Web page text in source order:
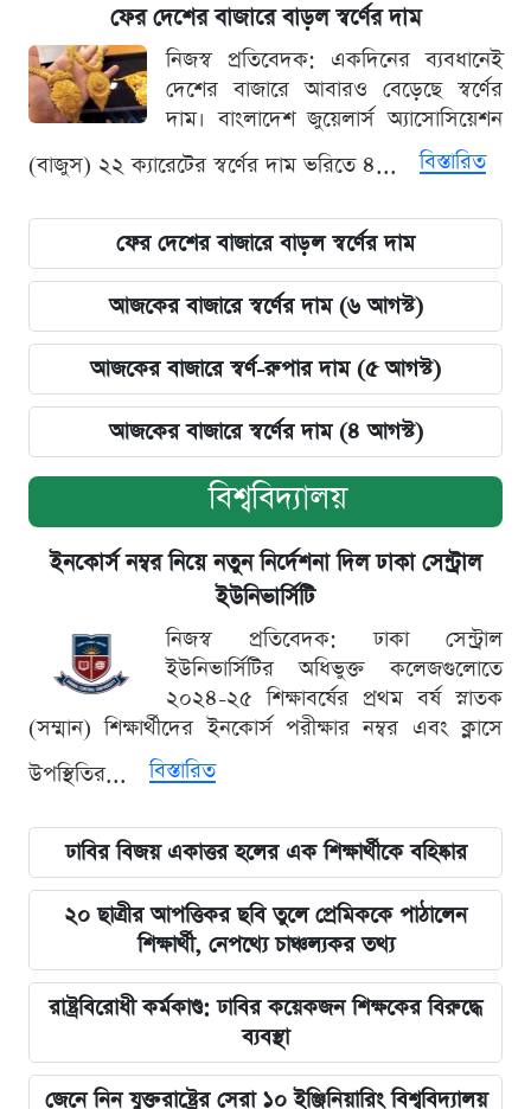
ফের দেশের বাজারে বাড়ল স্বর্ণের দাম
নিজস্ব প্রতিবেদক: একদিনের ব্যবধানেই
দেশের বাজারে আবারও বেড়েছে স্বর্ণের
দাম। বাংলাদেশ জুয়েলার্স অ্যাসোসিয়েশন
(বাজুস) ২২ ক্যারেটের স্বর্ণের দাম ভরিতে ৪...
বিস্তারিত
ফের দেশের বাজারে বাড়ল স্বর্ণের দাম
আজকের বাজারে স্বর্ণের দাম (৬ আগস্ট)
আজকের বাজারে স্বর্ণ-রুপার দাম (৫ আগস্ট)
আজকের বাজারে স্বর্ণের দাম (৪ আগস্ট)
বিশ্ববিদ্যালয়
ইনকোর্স নম্বর নিয়ে নতুন নির্দেশনা দিল ঢাকা সেন্ট্রাল
ইউনিভার্সিটি
নিজস্ব প্রতিবেদক: ঢাকা সেন্ট্রাল
ইউনিভার্সিটির অধিভুক্ত কলেজগুলোতে
২০২৪-২৫ শিক্ষাবর্ষের প্রথম বর্ষ স্নাতক
(সম্মান) শিক্ষার্থীদের ইনকোর্স পরীক্ষার নম্বর এবং ক্লাসে
উপস্থিতির...
বিস্তারিত
ঢাবির বিজয় একাত্তর হলের এক শিক্ষার্থীকে বহিষ্কার
২০ ছাত্রীর আপত্তিকর ছবি তুলে প্রেমিককে পাঠালেন
শিক্ষার্থী, নেপথ্যে চাঞ্চল্যকর তথ্য
রাষ্ট্রবিরোধী কর্মকাণ্ড: ঢাবির কয়েকজন শিক্ষকের বিরুদ্ধে
ব্যবস্থা
জেনে নিন যুক্তরাষ্ট্রের সেরা ১০ ইঞ্জিনিয়ারিং বিশ্ববিদ্যালয়